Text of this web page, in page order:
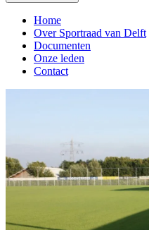
Home
Over Sportraad van Delft
Documenten
Onze leden
Contact